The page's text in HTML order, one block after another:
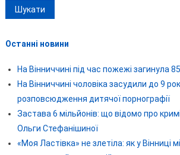
Останні новини
На Вінниччині під час пожежі загинула
На Вінниччині чоловіка засудили до 9
розповсюдження дитячої порнографії
Застава 6 мільйонів: що відомо про
Ольги Стефанішиної
«Моя Ластівка» не злетіла: як у Вінниці